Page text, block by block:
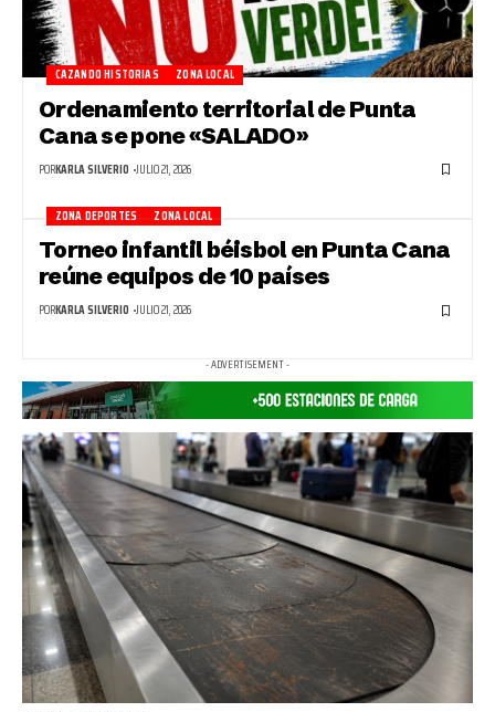
CAZANDO HISTORIAS ZONA LOCAL
Ordenamiento territorial de Punta
Cana se pone «SALADO»
PORKARLA SILVERIO JULIO 21, 2026
ZONA DEPORTES ZONA LOCAL
Torneo infantil béisbol en Punta Cana
reúne equipos de 10 países
PORKARLA SILVERIO JULIO 21, 2026
- ADVERTISEMENT -